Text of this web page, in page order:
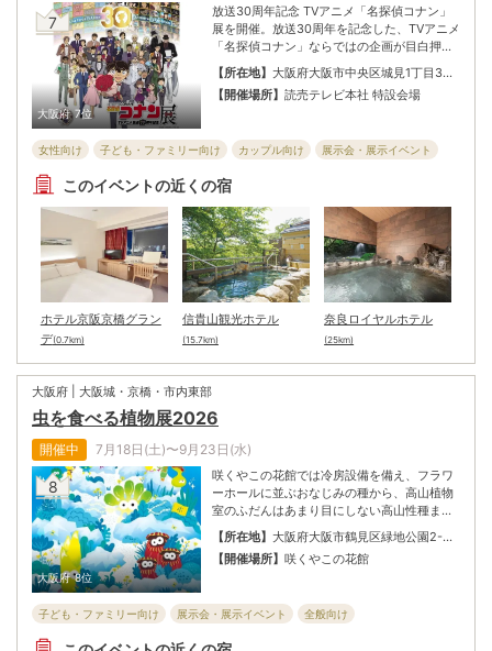
7
大阪府 7位
放送30周年記念 TVアニメ「名探偵コナン」
展を開催。放送30周年を記念した、TVアニメ
「名探偵コナン」ならではの企画が目白押
し。＃１企画～＃５主題歌までのエリアを巡
るとTVアニメ「名探偵コナン」の制作過程の
裏側を知ることができる。絵に色がついて、
こう。また、名場面を集めたエリアや企画展
【所在地】 大阪府大阪市中央区城見1丁目3番
50号
【開催場所】 読売テレビ本社 特設会場
女性向け 子ども・ファミリー向け カップル向け
展示会・展示イベント
全般向け
このイベントの近くの宿
ホテル京阪京橋グラン
デ(0.7km)
信貴山観光ホテル
(15.7km)
奈良ロイヤルホテル
(25km)
大阪府 | 大阪城・京橋・市内東部
虫を食べる植物展2026
開催中 7月18日(土)〜9月23日(水)
8
大阪府 8位
咲くやこの花館では冷房設備を備え、フラワ
ーホールに並ぶおなじみの種から、高山植物
室のふだんはあまり目にしない高山性種ま
で、多彩な食虫植物を展示する。自由研究に
ピッタリな食虫植物親子観察教室やライブ解
説、専門家の講座なども開催予定である。ま
【所在地】 大阪府大阪市鶴見区緑地公園2-
163
【開催場所】 咲くやこの花館
子ども・ファミリー向け 展示会・展示イベント
全般向け
花・植物のイベント